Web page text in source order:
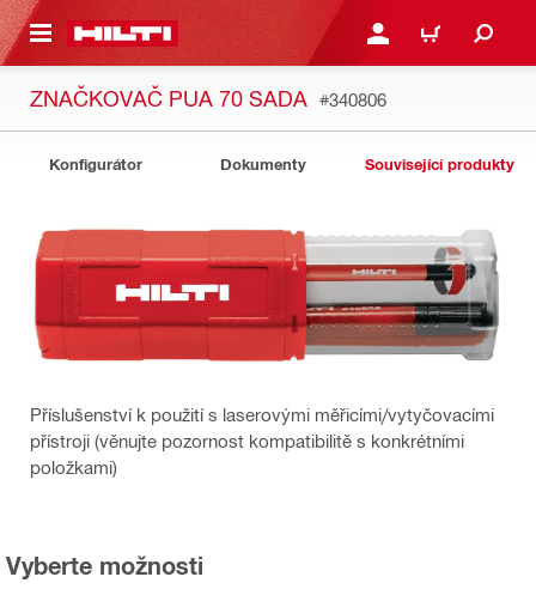
HLAVNÍ OBSAH PŘIHLÁSIT NEBO
KOŠÍK
ZNAČKOVAČ PUA 70 SADA #340806
Konfigurátor Dokumenty Související produkty
Příslušenství k použití s laserovými měřicími/vytyčovacími
přístroji (věnujte pozornost kompatibilitě s konkrétními
položkami)
Vyberte možnosti